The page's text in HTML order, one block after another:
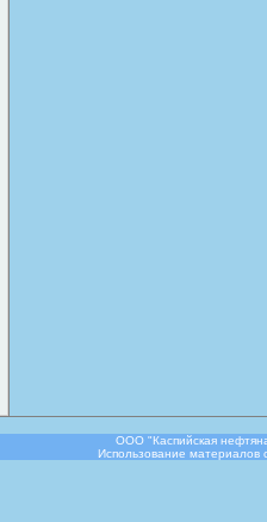
ООО "Каспийская
Использование материалов